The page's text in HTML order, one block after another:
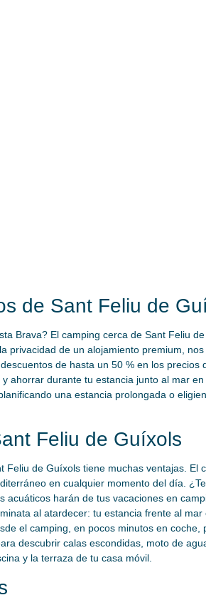
de Sant Feliu de
Brava? El camping cerca de Sant Feliu
privacidad de un alojamiento premium,
de hasta un 50 % en los precios
ahorrar durante tu estancia junto al mar
una estancia prolongada o
Feliu de Guíxols
de Guíxols tiene muchas ventajas. El
en cualquier momento del día.
harán de tus vacaciones en
al atardecer: tu estancia frente al
el camping, en pocos minutos en
descubrir calas escondidas, moto de
y la terraza de tu casa móvil.